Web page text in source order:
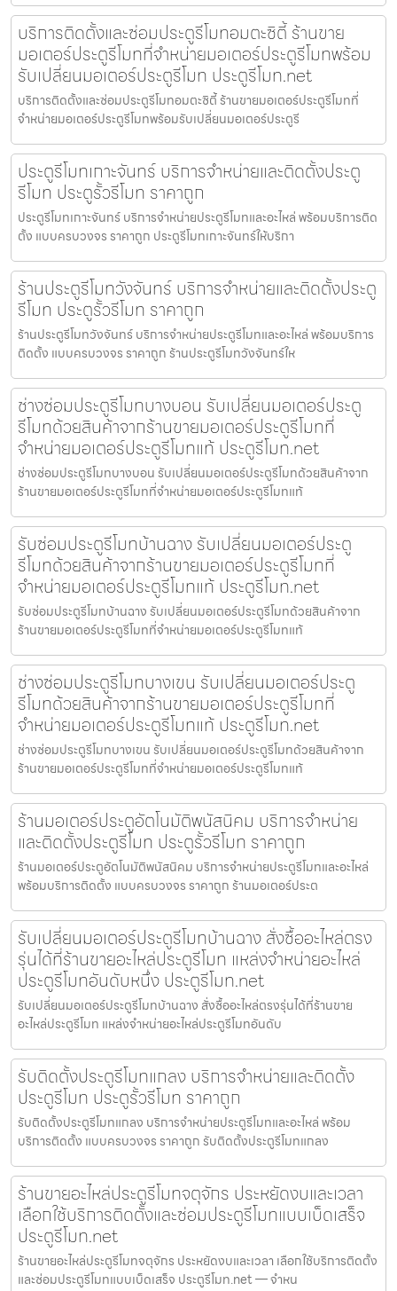
บริการติดตั้งและซ่อมประตูรีโมทอมตะซิตี้ ร้านขาย
มอเตอร์ประตูรีโมทที่จำหน่ายมอเตอร์ประตูรีโมทพร้อม
รับเปลี่ยนมอเตอร์ประตูรีโมท ประตูรีโมท.net
บริการติดตั้งและซ่อมประตูรีโมทอมตะซิตี้ ร้านขายมอเตอร์ประตูรีโมทที่
จำหน่ายมอเตอร์ประตูรีโมทพร้อมรับเปลี่ยนมอเตอร์ประตูรี
ประตูรีโมทเกาะจันทร์ บริการจำหน่ายและติดตั้งประตู
รีโมท ประตูรั้วรีโมท ราคาถูก
ประตูรีโมทเกาะจันทร์ บริการจำหน่ายประตูรีโมทและอะไหล่ พร้อมบริการติด
ตั้ง แบบครบวงจร ราคาถูก ประตูรีโมทเกาะจันทร์ให้บริกา
ร้านประตูรีโมทวังจันทร์ บริการจำหน่ายและติดตั้งประตู
รีโมท ประตูรั้วรีโมท ราคาถูก
ร้านประตูรีโมทวังจันทร์ บริการจำหน่ายประตูรีโมทและอะไหล่ พร้อมบริการ
ติดตั้ง แบบครบวงจร ราคาถูก ร้านประตูรีโมทวังจันทร์ให
ช่างซ่อมประตูรีโมทบางบอน รับเปลี่ยนมอเตอร์ประตู
รีโมทด้วยสินค้าจากร้านขายมอเตอร์ประตูรีโมทที่
จำหน่ายมอเตอร์ประตูรีโมทแท้ ประตูรีโมท.net
ช่างซ่อมประตูรีโมทบางบอน รับเปลี่ยนมอเตอร์ประตูรีโมทด้วยสินค้าจาก
ร้านขายมอเตอร์ประตูรีโมทที่จำหน่ายมอเตอร์ประตูรีโมทแท้
รับซ่อมประตูรีโมทบ้านฉาง รับเปลี่ยนมอเตอร์ประตู
รีโมทด้วยสินค้าจากร้านขายมอเตอร์ประตูรีโมทที่
จำหน่ายมอเตอร์ประตูรีโมทแท้ ประตูรีโมท.net
รับซ่อมประตูรีโมทบ้านฉาง รับเปลี่ยนมอเตอร์ประตูรีโมทด้วยสินค้าจาก
ร้านขายมอเตอร์ประตูรีโมทที่จำหน่ายมอเตอร์ประตูรีโมทแท้
ช่างซ่อมประตูรีโมทบางเขน รับเปลี่ยนมอเตอร์ประตู
รีโมทด้วยสินค้าจากร้านขายมอเตอร์ประตูรีโมทที่
จำหน่ายมอเตอร์ประตูรีโมทแท้ ประตูรีโมท.net
ช่างซ่อมประตูรีโมทบางเขน รับเปลี่ยนมอเตอร์ประตูรีโมทด้วยสินค้าจาก
ร้านขายมอเตอร์ประตูรีโมทที่จำหน่ายมอเตอร์ประตูรีโมทแท้
ร้านมอเตอร์ประตูอัตโนมัติพนัสนิคม บริการจำหน่าย
และติดตั้งประตูรีโมท ประตูรั้วรีโมท ราคาถูก
ร้านมอเตอร์ประตูอัตโนมัติพนัสนิคม บริการจำหน่ายประตูรีโมทและอะไหล่
พร้อมบริการติดตั้ง แบบครบวงจร ราคาถูก ร้านมอเตอร์ประต
รับเปลี่ยนมอเตอร์ประตูรีโมทบ้านฉาง สั่งซื้ออะไหล่ตรง
รุ่นได้ที่ร้านขายอะไหล่ประตูรีโมท แหล่งจำหน่ายอะไหล่
ประตูรีโมทอันดับหนึ่ง ประตูรีโมท.net
รับเปลี่ยนมอเตอร์ประตูรีโมทบ้านฉาง สั่งซื้ออะไหล่ตรงรุ่นได้ที่ร้านขาย
อะไหล่ประตูรีโมท แหล่งจำหน่ายอะไหล่ประตูรีโมทอันดับ
รับติดตั้งประตูรีโมทแกลง บริการจำหน่ายและติดตั้ง
ประตูรีโมท ประตูรั้วรีโมท ราคาถูก
รับติดตั้งประตูรีโมทแกลง บริการจำหน่ายประตูรีโมทและอะไหล่ พร้อม
บริการติดตั้ง แบบครบวงจร ราคาถูก รับติดตั้งประตูรีโมทแกลง
ร้านขายอะไหล่ประตูรีโมทจตุจักร ประหยัดงบและเวลา
เลือกใช้บริการติดตั้งและซ่อมประตูรีโมทแบบเบ็ดเสร็จ
ประตูรีโมท.net
ร้านขายอะไหล่ประตูรีโมทจตุจักร ประหยัดงบและเวลา เลือกใช้บริการติดตั้ง
และซ่อมประตูรีโมทแบบเบ็ดเสร็จ ประตูรีโมท.net — จำหน